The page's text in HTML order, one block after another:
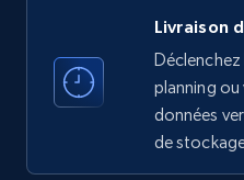
22.4K+ 3.5K+
Livraison
planning ou
données
de